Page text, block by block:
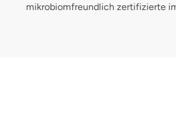
mikrobiomfreundlich zertifizierte